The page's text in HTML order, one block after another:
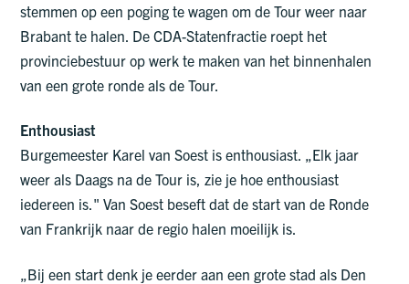
stemmen op een poging te wagen om de Tour weer naar
Brabant te halen. De CDA-Statenfractie roept het
provinciebestuur op werk te maken van het binnenhalen
van een grote ronde als de Tour.
Enthousiast
Burgemeester Karel van Soest is enthousiast. „Elk jaar
weer als Daags na de Tour is, zie je hoe enthousiast
iedereen is." Van Soest beseft dat de start van de Ronde
van Frankrijk naar de regio halen moeilijk is.
„Bij een start denk je eerder aan een grote stad als Den